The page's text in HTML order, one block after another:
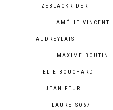
ZEBLACKRIDER
AMÉLIE VINCENT
AUDREYLAIS
MAXIME BOUTIN
ELIE BOUCHARD
JEAN FEUR
LAURE_SO67